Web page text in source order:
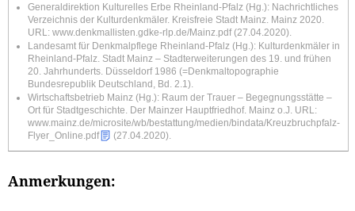
Generaldirektion Kulturelles Erbe Rheinland-Pfalz (Hg.): Nachrichtliches
Verzeichnis der Kulturdenkmäler. Kreisfreie Stadt Mainz. Mainz 2020.
URL: www.denkmallisten.gdke-rlp.de/Mainz.pdf(27.04.2020).
Landesamt für Denkmalpflege Rheinland-Pfalz (Hg.): Kulturdenkmäler in
Rheinland-Pfalz. Stadt Mainz – Stadterweiterungen des 19. und frühen
20. Jahrhunderts. Düsseldorf 1986 (=Denkmaltopographie
Bundesrepublik Deutschland, Bd. 2.1).
Wirtschaftsbetrieb Mainz (Hg.): Raum der Trauer – Begegnungsstätte –
Ort für Stadtgeschichte. Der Mainzer Hauptfriedhof. Mainz o.J. URL:
www.mainz.de/microsite/wb/bestattung/medien/bindata/Kreuzbruchpfalz-
Flyer_Online.pdf
(27.04.2020).
Anmerkungen: